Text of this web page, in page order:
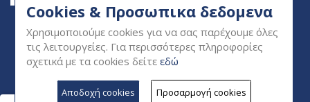
SOCIAL
Cookies & Προσωπικα δεδομενα
Χρησιμοποιούμε cookies για να σας παρέχουμε όλες
τις λειτουργείες. Για περισσότερες πληροφορίες
σχετικά με τα cookies δείτε εδώ
Αποδοχή cookies Προσαρμογή cookies